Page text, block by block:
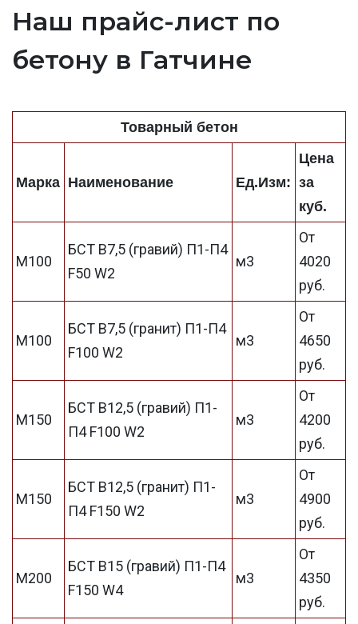
Наш прайс-лист по
бетону в Гатчине
Товарный бетон
Марка Наименование Ед.Изм:
Цена
за
куб.
М100
БСТ В7,5 (гравий) П1-П4
F50 W2
м3
От
4020
руб.
М100
БСТ В7,5 (гранит) П1-П4
F100 W2
м3
От
4650
руб.
М150
БСТ В12,5 (гравий) П1-
П4 F100 W2
м3
От
4200
руб.
М150
БСТ В12,5 (гранит) П1-
П4 F150 W2
м3
От
4900
руб.
М200
БСТ В15 (гравий) П1-П4
F150 W4
м3
От
4350
руб.